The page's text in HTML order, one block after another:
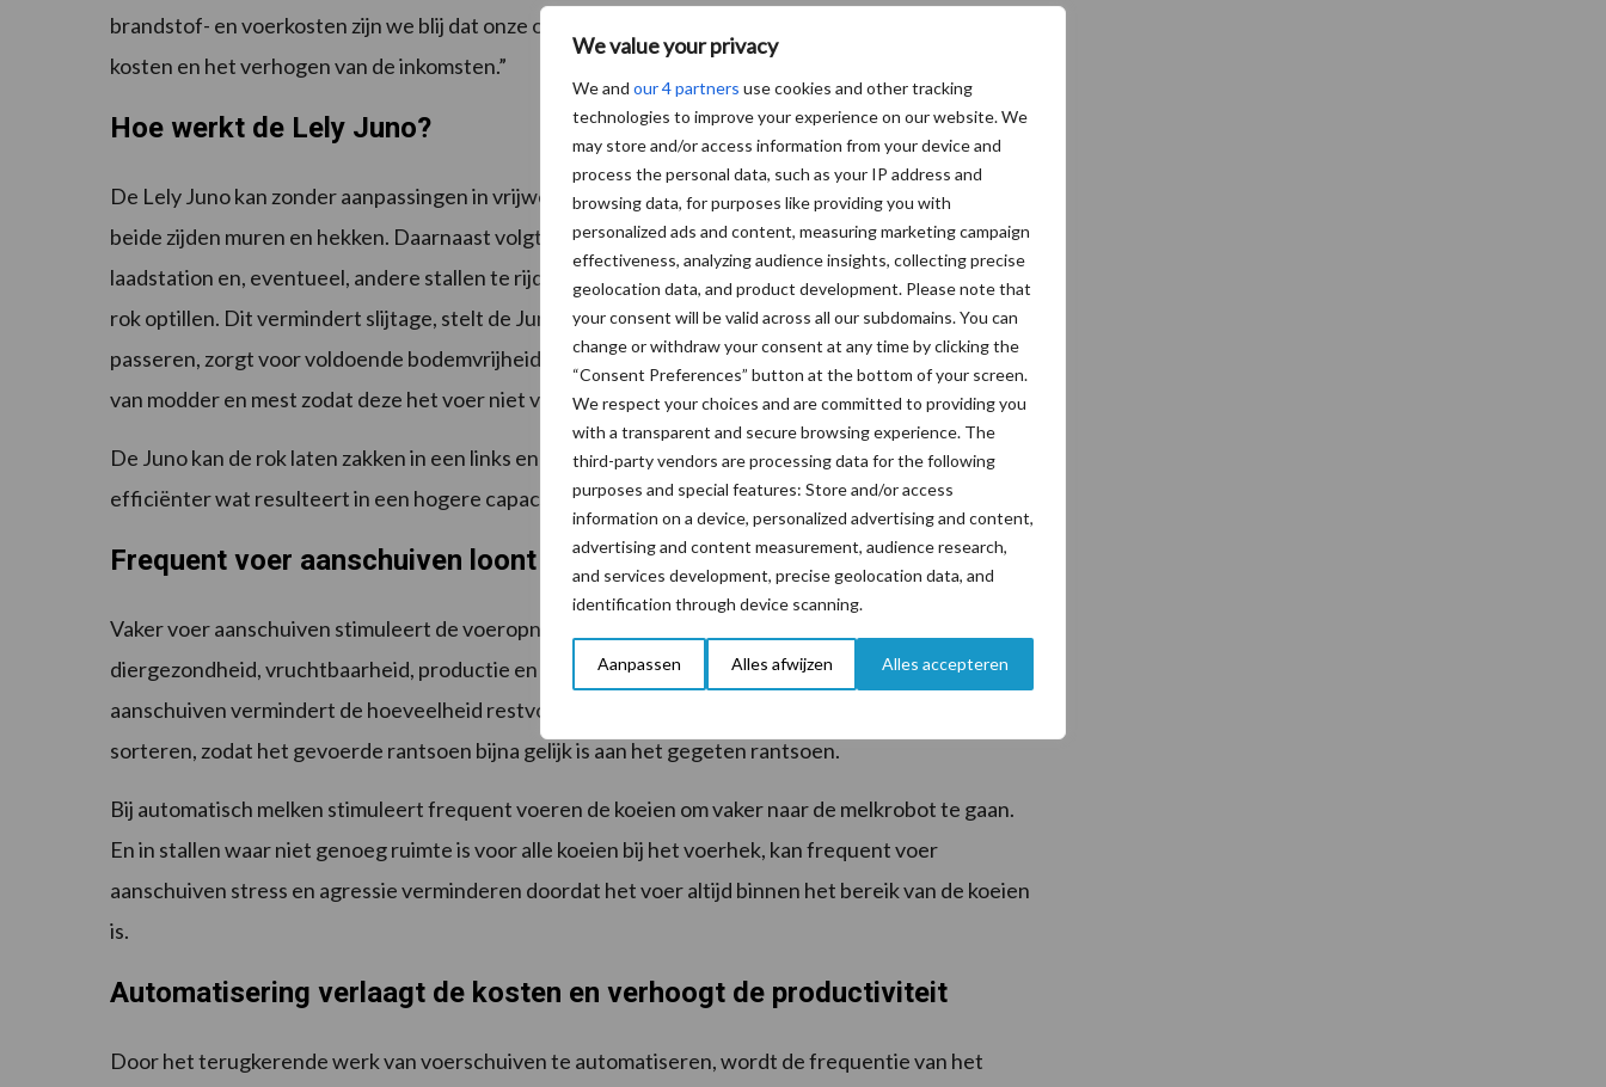
We value your privacy
We and our 4 partners use cookies and other tracking
technologies to improve your experience on our website. We
may store and/or access information from your device and
process the personal data, such as your IP address and
browsing data, for purposes like providing you with
personalized ads and content, measuring marketing campaign
effectiveness, analyzing audience insights, collecting precise
geolocation data, and product development. Please note that
your consent will be valid across all our subdomains. You can
change or withdraw your consent at any time by clicking the
“Consent Preferences” button at the bottom of your screen.
We respect your choices and are committed to providing you
with a transparent and secure browsing experience. The
third-party vendors are processing data for the following
purposes and special features: Store and/or access
information on a device, personalized advertising and content,
advertising and content measurement, audience research,
and services development, precise geolocation data, and
identification through device scanning.
Aanpassen Alles afwijzen Alles accepteren
brandstof- en voerkosten zijn we blij dat onze oplossing kan bijdragen aan het verlagen van deze
kosten en het verhogen van de inkomsten.”
Hoe werkt de Lely Juno?
De Lely Juno kan zonder aanpassingen in vrijwel elk type stal worden gebruikt. De Juno volgt aan
beide zijden muren en hekken. Daarnaast volgt de Juno metalen geleidestroken om naar het
laadstation en, eventueel, andere stallen te rijden. Wanneer de Juno rijdt zonder te duwen kan hij de
rok optillen. Dit vermindert slijtage, stelt de Juno in staat om kleine obstakels zoals vloerrails te
passeren, zorgt voor voldoende bodemvrijheid bij het rijden op hellingen, en tot slot houdt de rok vrij
van modder en mest zodat deze het voer niet vervuilt.
De Juno kan de rok laten zakken in een links en rechts duwende positie. Dit maakt de routes
efficiënter wat resulteert in een hogere capaciteit van de machine.
Frequent voer aanschuiven loont
Vaker voer aanschuiven stimuleert de voeropname van de kudde. Dit heeft een positief effect op
diergezondheid, vruchtbaarheid, productie en ook op de financiële resultaten. Frequent voer
aanschuiven vermindert de hoeveelheid restvoer. De koeien hebben minder gelegenheid om te
sorteren, zodat het gevoerde rantsoen bijna gelijk is aan het gegeten rantsoen.
Bij automatisch melken stimuleert frequent voeren de koeien om vaker naar de melkrobot te gaan.
En in stallen waar niet genoeg ruimte is voor alle koeien bij het voerhek, kan frequent voer
aanschuiven stress en agressie verminderen doordat het voer altijd binnen het bereik van de koeien
is.
Automatisering verlaagt de kosten en verhoogt de productiviteit
Door het terugkerende werk van voerschuiven te automatiseren, wordt de frequentie van het